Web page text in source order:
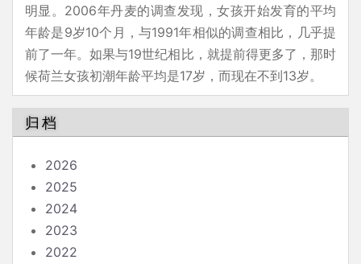
明显。2006年丹麦的调查发现，女孩开始发育的平均
年龄是9岁10个月，与1991年相似的调查相比，几乎提
前了一年。如果与19世纪相比，就提前得更多了，那时
候荷兰女孩初潮年龄平均是17岁，而现在不到13岁。
归档
2026
2025
2024
2023
2022